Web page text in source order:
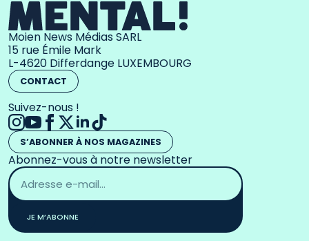
Moien News Médias SARL
15 rue Émile Mark
L-4620 Differdange LUXEMBOURG
CONTACT
Suivez-nous !
S’ABONNER À NOS MAGAZINES
Abonnez-vous à notre newsletter
Adresse
email
*
JE M’ABONNE